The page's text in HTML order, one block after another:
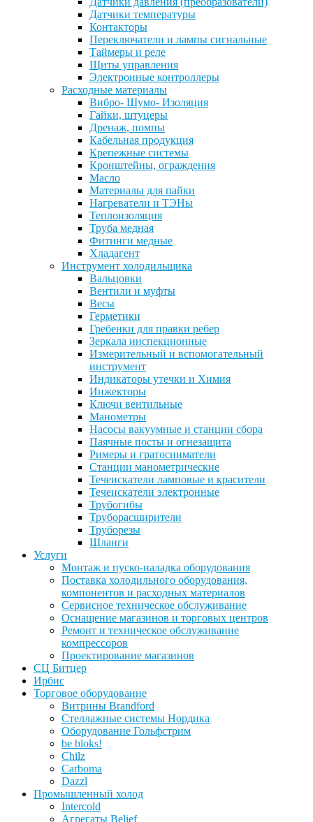
Датчики температуры
Контакторы
Переключатели и лампы сигнальные
Таймеры и реле
Щиты управления
Электронные контроллеры
Расходные материалы
Вибро- Шумо- Изоляция
Гайки, штуцеры
Дренаж, помпы
Кабельная продукция
Крепежные системы
Кронштейны, ограждения
Масло
Материалы для пайки
Нагреватели и ТЭНы
Теплоизоляция
Труба медная
Фитинги медные
Хладагент
Инструмент холодильщика
Вальцовки
Вентили и муфты
Весы
Герметики
Гребенки для правки ребер
Зеркала инспекционные
Измерительный и вспомогательный
инструмент
Индикаторы утечки и Химия
Инжекторы
Ключи вентильные
Манометры
Насосы вакуумные и станции сбора
Паячные посты и огнезащита
Римеры и гратосниматели
Станции манометрические
Течеискатели ламповые и красители
Течеискатели электронные
Трубогибы
Труборасширители
Труборезы
Шланги
Услуги
Монтаж и пуско-наладка оборудования
Поставка холодильного оборудования,
компонентов и расходных материалов
Сервисное техническое обслуживание
Оснащение магазинов и торговых центров
Ремонт и техническое обслуживание
компрессоров
Проектирование магазинов
СЦ Битцер
Ирбис
Торговое оборудование
Витрины Brandford
Стеллажные системы Нордика
Оборудование Гольфстрим
be bloks!
Chilz
Carboma
Dazzl
Промышленный холод
Intercold
Агрегаты Belief